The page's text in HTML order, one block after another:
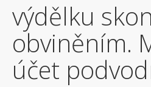
výdělku
obviněním.
účet